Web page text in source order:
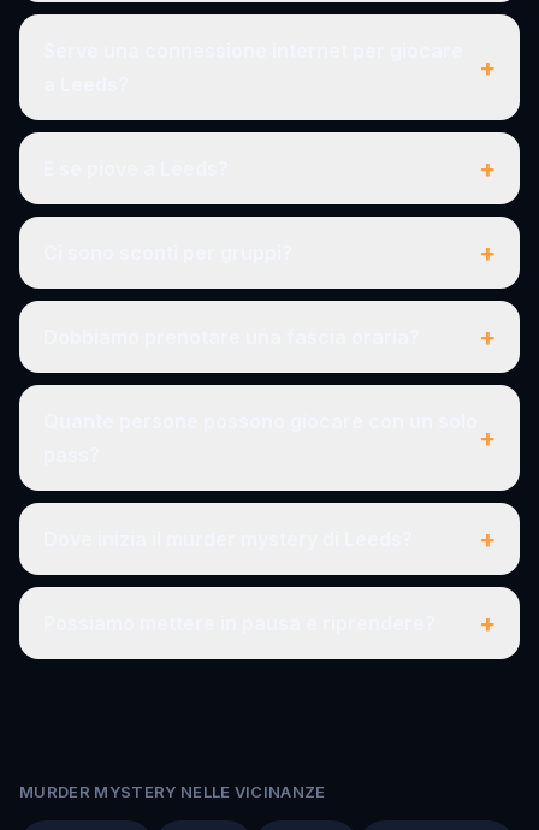
+
+
+
+
+
+
+
MURDER MYSTERY NELLE VICINANZE